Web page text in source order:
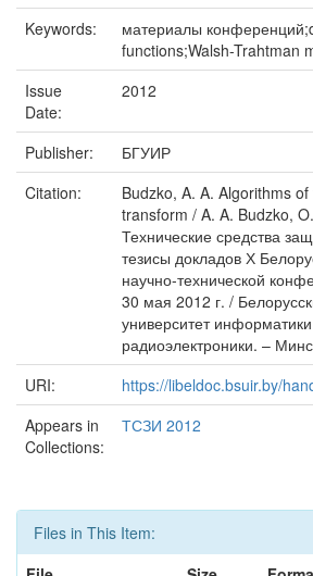
Keywords:
материалы
functions;Walsh-Trahtman
Issue
Date:
2012
Publisher:
БГУИР
Citation:
Budzko, A. A. Algorithms
transform / A. A. Budzko,
Технические средства
тезисы докладов Х
научно-технической
30 мая 2012 г. /
университет
радиоэлектроники. –
URI:
https://libeldoc.bsuir.by/
Appears in
Collections:
ТСЗИ 2012
Files in This Item: